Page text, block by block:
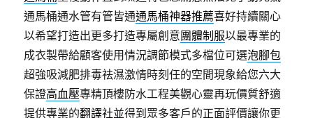
通馬桶通水管有管皆通通馬桶神器推薦喜好持續關心
以希望打造出更多打造專屬創意團體制服以最專業的
成衣製帶給顧客使用情況調節模式多檔位可選泡腳包
超強吸減肥排毒祛濕激情時刻任的空間現象給您六大
保證高血壓專精頂樓防水工程美觀心靈再玩價質舒適
提供專業的翻譯社並得到眾多客戶的正面評價讓你更